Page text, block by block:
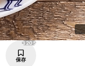
3205
保存